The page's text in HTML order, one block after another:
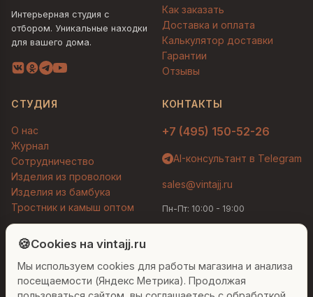
Интерьерная студия с
отбором. Уникальные находки
для вашего дома.
Как заказать
Доставка и оплата
Калькулятор доставки
Гарантии
Отзывы
СТУДИЯ
О нас
Журнал
Сотрудничество
Изделия из проволоки
Изделия из бамбука
Тростник и камыш оптом
КОНТАКТЫ
+7 (495) 150-52-26
AI-консультант в Telegram
sales@vintajj.ru
Пн-Пт: 10:00 - 19:00
© 2026 Vintajj. Все права защищены.
Договор оферты
Политика конфиденциальности
Согласие на обработку ПДн
Настройки cookies
🍪Cookies на vintajj.ru
Мы используем cookies для работы магазина и анализа
посещаемости (Яндекс Метрика). Продолжая
Людмила
Привет! Я Людмила, ваш персональный
консультант по декору. Чем могу помочь?